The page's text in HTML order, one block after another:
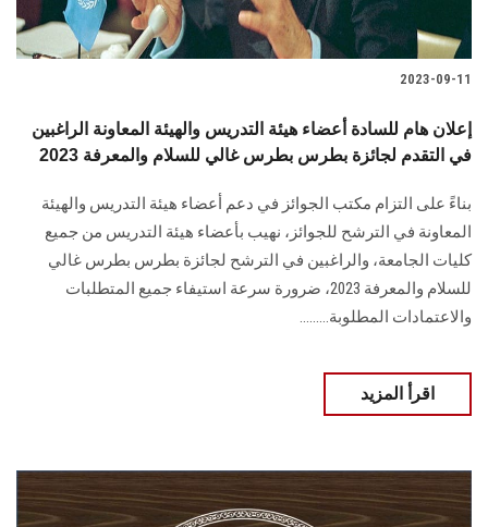
2023-09-11
إعلان هام للسادة أعضاء هيئة التدريس والهيئة المعاونة الراغبين
في التقدم لجائزة بطرس بطرس غالي للسلام والمعرفة 2023
بناءً على التزام مكتب الجوائز في دعم أعضاء هيئة التدريس والهيئة
المعاونة في الترشح للجوائز، نهيب بأعضاء هيئة التدريس من جميع
كليات الجامعة، والراغبين في الترشح لجائزة بطرس بطرس غالي
للسلام والمعرفة 2023، ضرورة سرعة استيفاء جميع المتطلبات
والاعتمادات المطلوبة.........
اقرأ المزيد